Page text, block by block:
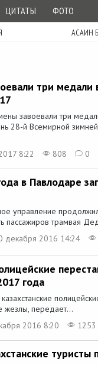
ЦИТАТЫ ФОТО
АСАИН
три
завоевали три
28-й Всемирной
8:22 808 0
в Павлодаре
управление
пассажиров трамвая
декабря 2016 14:24
года
жезлы, передает...
2016 8:20 1253
туристы